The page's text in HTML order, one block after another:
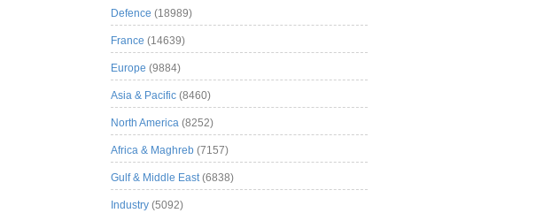
Defence (18989)
France (14639)
Europe (9884)
Asia & Pacific (8460)
North America (8252)
Africa & Maghreb (7157)
Gulf & Middle East(6838)
Industry (5092)